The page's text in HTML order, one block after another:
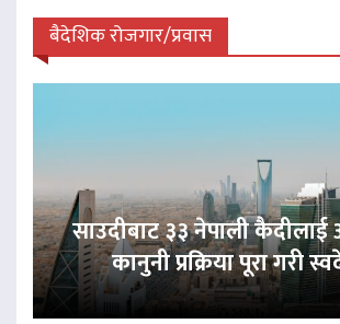
बैदेशिक रोजगार/प्रवास
साउदीबाट ३३ नेपाली
कानुनी प्रक्रिया पूरा गरी